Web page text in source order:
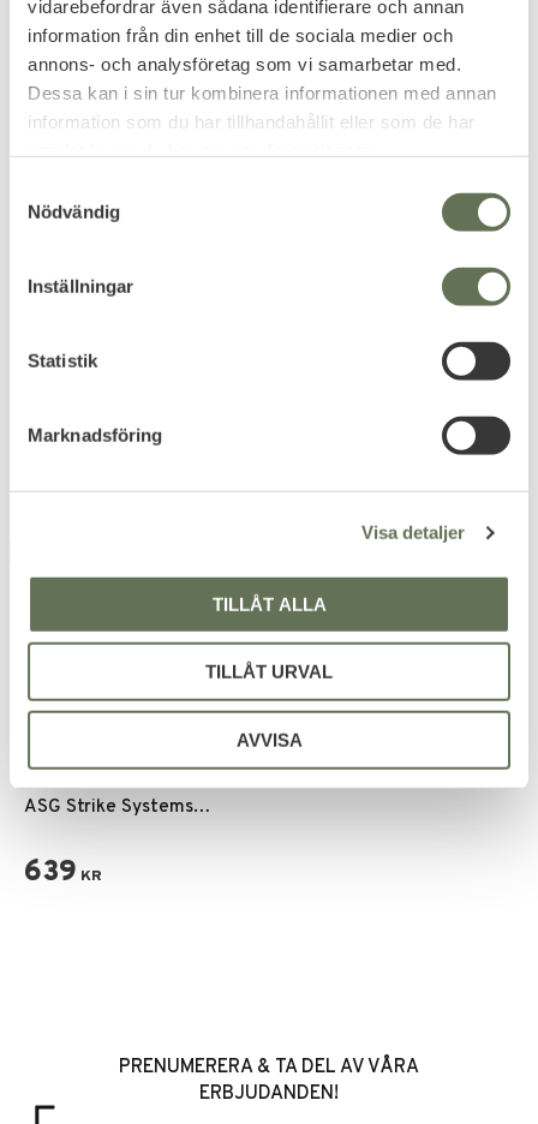
vidarebefordrar även sådana identifierare och annan
information från din enhet till de sociala medier och
annons- och analysföretag som vi samarbetar med.
Dessa kan i sin tur kombinera informationen med annan
information som du har tillhandahållit eller som de har
Nödvändig
Inställningar
Statistik
Marknadsföring
Visa detaljer
TILLÅT ALLA
TILLÅT URVAL
AVVISA
ASG Dot Sight Red 30 mm
439KR
Add to favorites
ASG Red dot 20x30 mm
Rödpunktsikte 21 mm
ASG Strike Systems
– 3.5 MOA, RMR Footprint
639 KR
PRENUMERERA & TA DEL AV VÅRA
ERBJUDANDEN!